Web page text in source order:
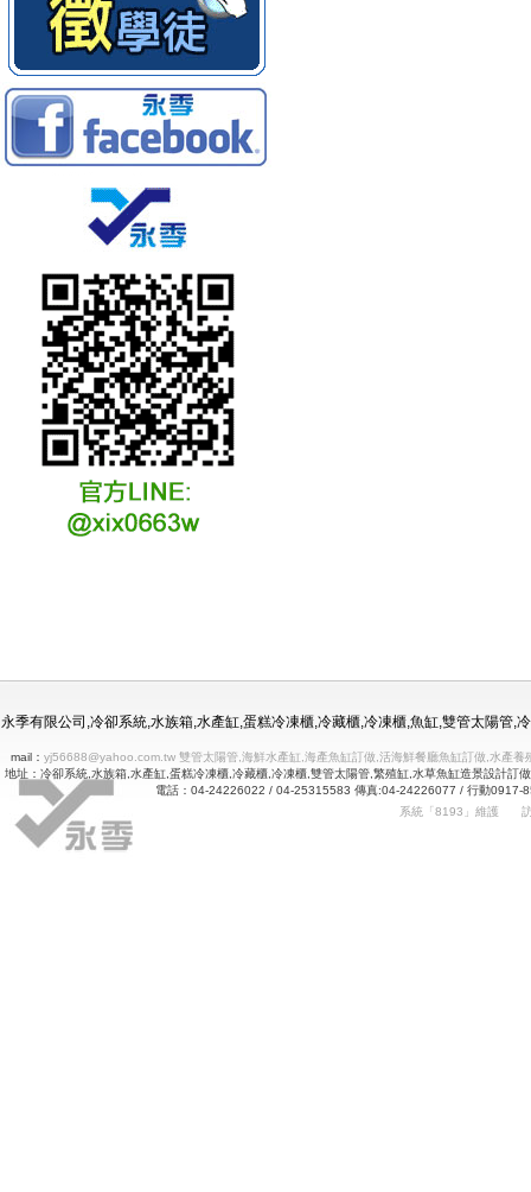
永季有限公司,冷卻系統,水族箱,水產缸,蛋糕冷凍櫃,冷藏櫃,冷凍櫃,魚缸,雙管太陽管
mail： yj56688@yahoo.com.tw 雙管太陽管,海鮮水產缸,海產魚缸訂做,活海鮮餐廳魚缸訂做,水產
地址：冷卻系統,水族箱,水產缸,蛋糕冷凍櫃,冷藏櫃,冷凍櫃,雙管太陽管,繁殖缸,水草魚缸造景設計
電話：04-24226022 / 04-25315583 傳真:04-24226077 / 行動0917-
系統「8193」維護